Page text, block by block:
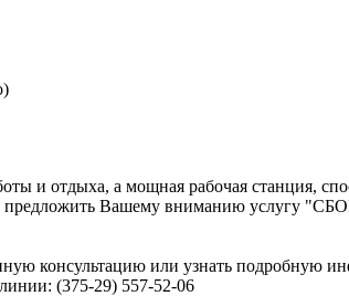
и отдыха, а мощная рабочая станция,
предложить Вашему вниманию
консультацию или узнать подробную
(375-29) 557-52-06